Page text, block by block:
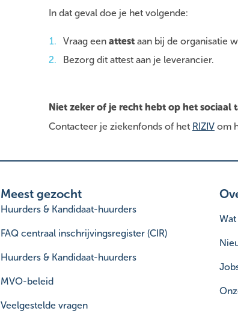
In dat geval doe je het volgende:
Vraag een attest aan bij de organisatie
Bezorg dit attest aan je leverancier.
Niet zeker of je recht hebt op het sociaal
Contacteer je ziekenfonds of het RIZIV om
Meest gezocht
Huurders & Kandidaat-huurders
FAQ centraal inschrijvingsregister (CIR)
Huurders & Kandidaat-huurders
MVO-beleid
Veelgestelde vragen